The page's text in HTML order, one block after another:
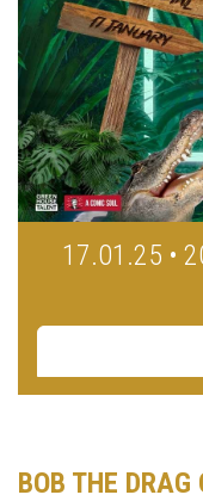
17.01.25 •
BOB THE DRAG